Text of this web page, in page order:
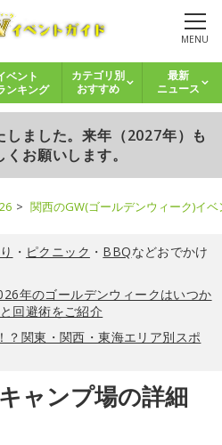
MENU
ベント
ンキング
カテゴリ別
おすすめ
最新
ニュース
ました。来年（2027年）も
お願いします。
関西のGW(ゴールデンウィーク)イ
・ ピクニック ・ BBQなどおでかけ
年のゴールデンウィークはいつか
回避術をご紹介
？関東・関西・東海エリア別スポ
ャンプ場の詳細